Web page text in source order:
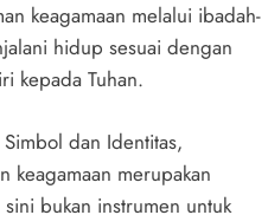
keagamaan melalui ibadah-
hidup sesuai dengan
kepada Tuhan.
dan Identitas,
keagamaan merupakan
bukan instrumen untuk